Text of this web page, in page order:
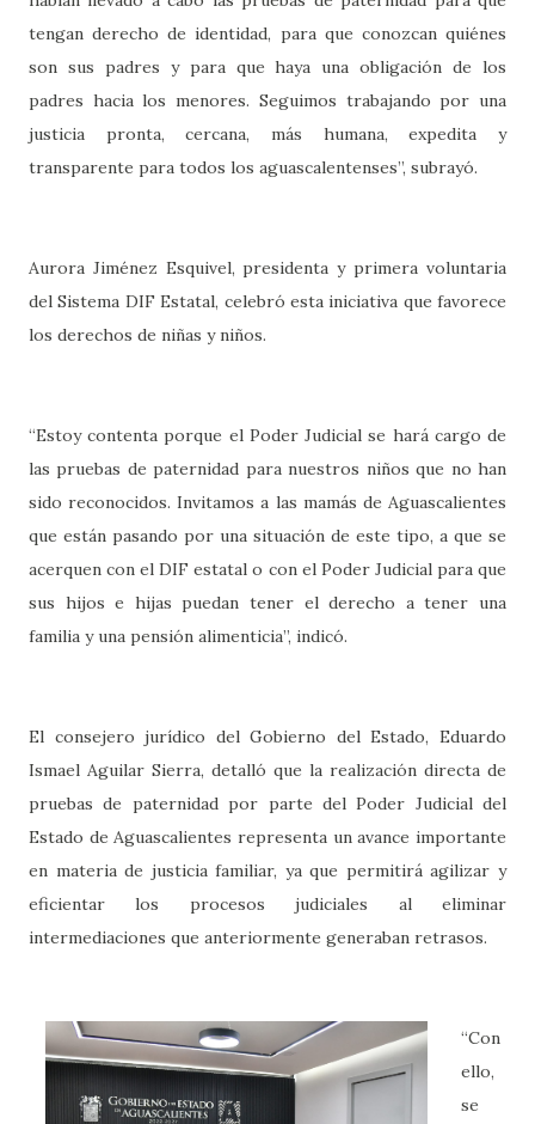
tengan derecho de identidad, para que conozcan quiénes
son sus padres y para que haya una obligación de los
padres hacia los menores. Seguimos trabajando por una
justicia pronta, cercana, más humana, expedita y
transparente para todos los aguascalentenses”, subrayó.
Aurora Jiménez Esquivel, presidenta y primera voluntaria
del Sistema DIF Estatal, celebró esta iniciativa que favorece
los derechos de niñas y niños.
“Estoy contenta porque el Poder Judicial se hará cargo de
las pruebas de paternidad para nuestros niños que no han
sido reconocidos. Invitamos a las mamás de Aguascalientes
que están pasando por una situación de este tipo, a que se
acerquen con el DIF estatal o con el Poder Judicial para que
sus hijos e hijas puedan tener el derecho a tener una
familia y una pensión alimenticia”, indicó.
El consejero jurídico del Gobierno del Estado, Eduardo
Ismael Aguilar Sierra, detalló que la realización directa de
pruebas de paternidad por parte del Poder Judicial del
Estado de Aguascalientes representa un avance importante
en materia de justicia familiar, ya que permitirá agilizar y
eficientar los procesos judiciales al eliminar
intermediaciones que anteriormente generaban retrasos.
“Con
ello,
se